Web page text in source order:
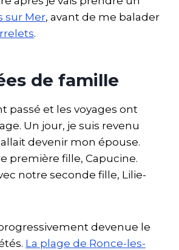
sur Mer, avant de me balader
.
de famille
passé et les voyages ont
Un jour, je suis revenu
devenir mon épouse.
première fille, Capucine.
notre seconde fille, Lilie-
devenue le
La plage de Ronce-les-